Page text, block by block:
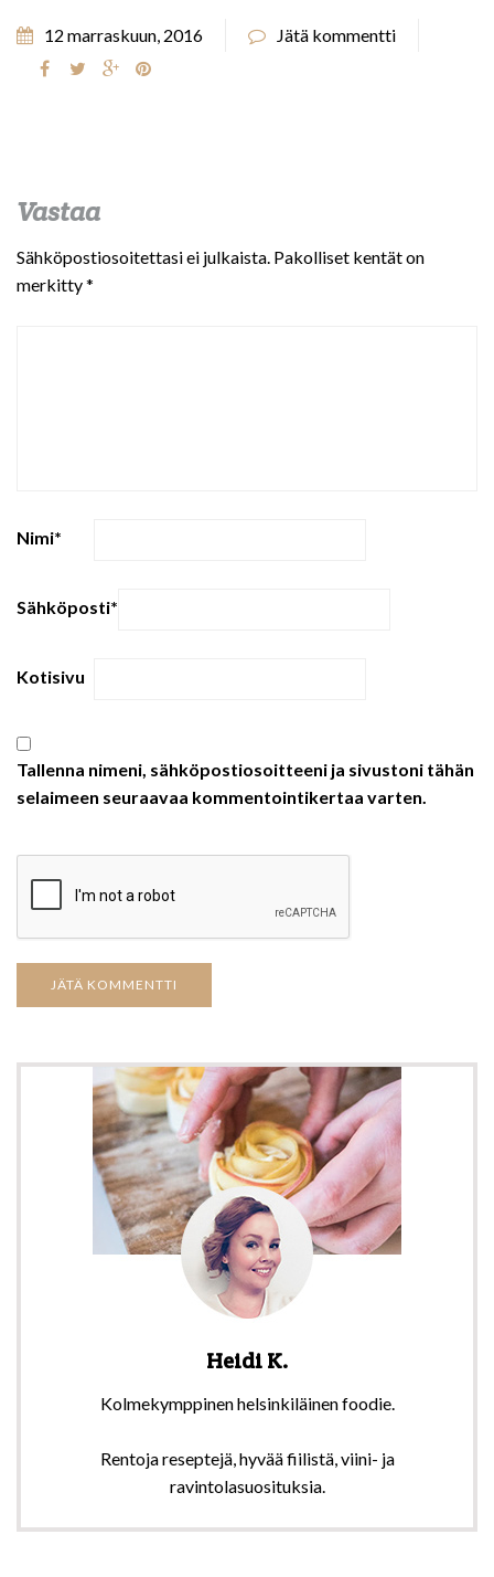
12 marraskuun, 2016 Jätä kommentti
Vastaa
Sähköpostiosoitettasi ei julkaista. Pakolliset kentät on
merkitty*
Nimi*
Sähköposti*
Kotisivu
Tallenna nimeni, sähköpostiosoitteeni ja sivustoni tähän
selaimeen seuraavaa kommentointikertaa varten.
Heidi K.
Kolmekymppinen helsinkiläinen foodie.
Rentoja reseptejä, hyvää fiilistä, viini- ja
ravintolasuosituksia.